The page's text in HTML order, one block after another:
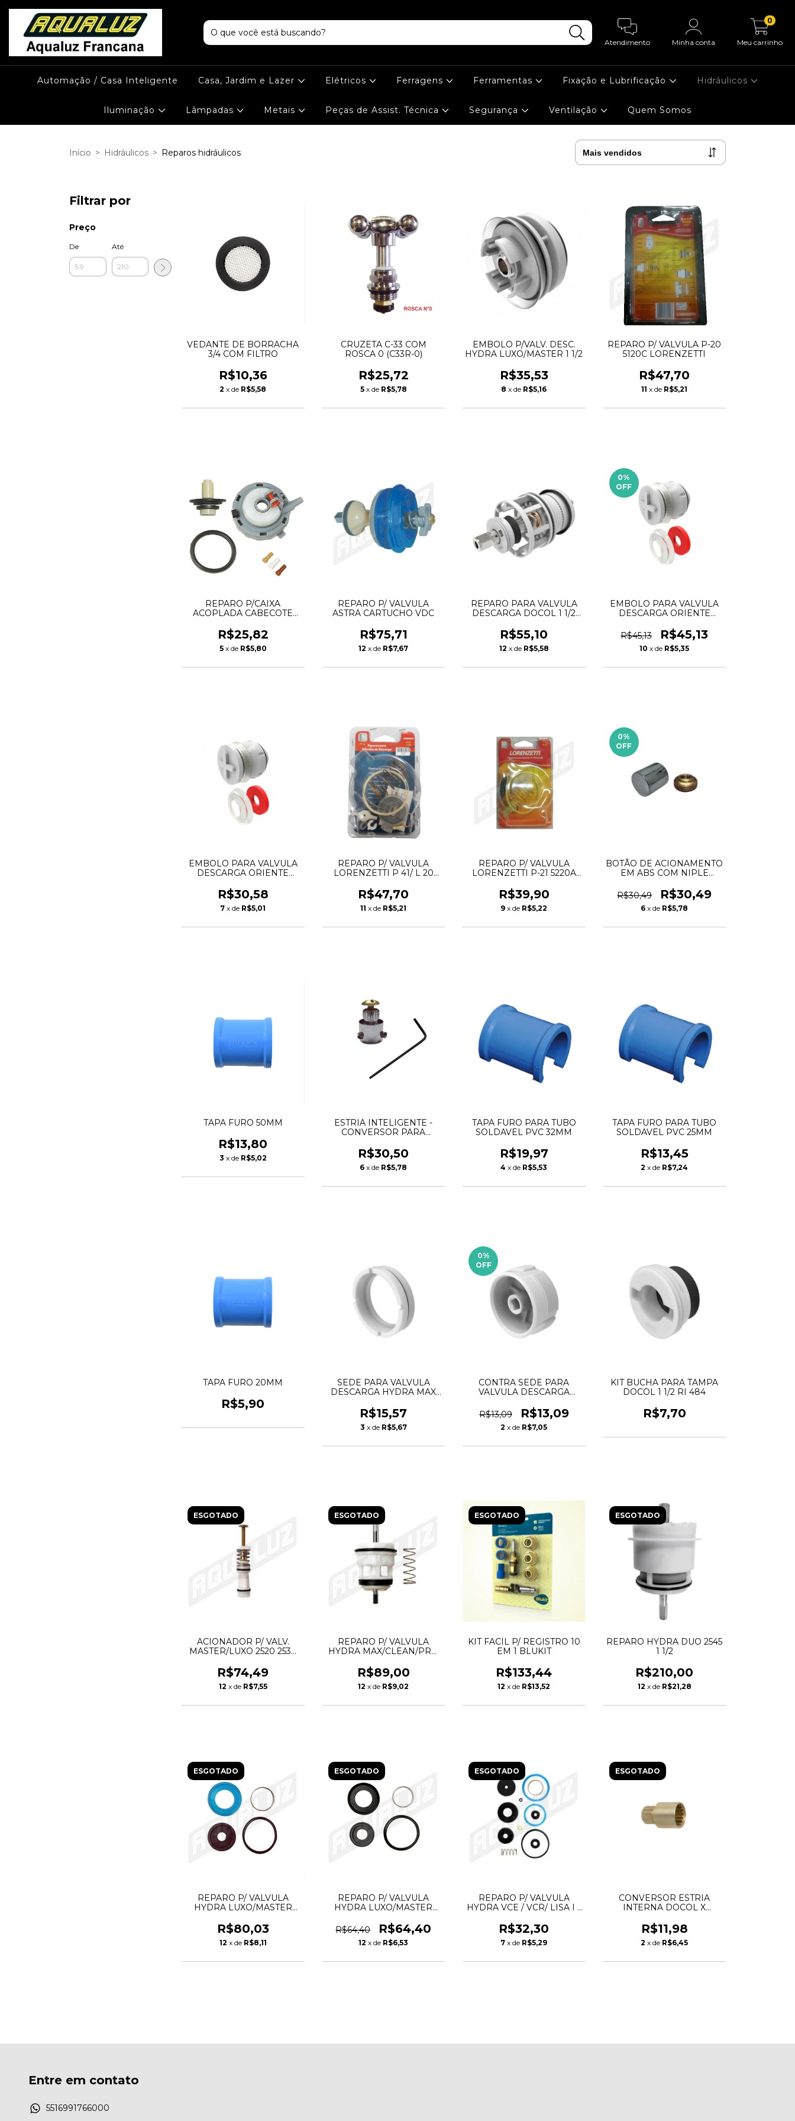
Atendimento Minha conta Meu carrinho
0
Automação / Casa Inteligente Casa, Jardim e Lazer Elétricos Ferragens Ferramentas Fixação e Lubrificação Hidráulicos
Iluminação Lâmpadas Metais Peças de Assist. Técnica Segurança Ventilação Quem Somos
Início > Hidráulicos > Reparos hidráulicos
Filtrar por
Preço
De Até
VEDANTE DE BORRACHA
3/4 COM FILTRO
R$10,36
2 x de R$5,58
CRUZETA C-33 COM
ROSCA 0 (C33R-0)
R$25,72
5 x de R$5,78
EMBOLO P/VALV. DESC.
HYDRA LUXO/MASTER 1 1/2
R$35,53
8 x de R$5,16
REPARO P/ VALVULA P-20
5120C LORENZETTI
R$47,70
11 x de R$5,21
REPARO P/CAIXA
ACOPLADA CABECOTE
R$25,82
5 x de R$5,80
REPARO P/ VALVULA
ASTRA CARTUCHO VDC
R$75,71
12 x de R$7,67
REPARO PARA VALVULA
DESCARGA DOCOL 1 1/2
R$55,10
12 x de R$5,58
0%
OFF
EMBOLO PARA VALVULA
DESCARGA ORIENTE
R$45,13
R$45,13
10 x de R$5,35
EMBOLO PARA VALVULA
DESCARGA ORIENTE
R$30,58
7 x de R$5,01
REPARO P/ VALVULA
LORENZETTI P 41/ L 20
R$47,70
11 x de R$5,21
REPARO P/ VALVULA
LORENZETTI P-21 5220A
R$39,90
9 x de R$5,22
0%
OFF
BOTÃO DE ACIONAMENTO
EM ABS COM NIPLE
R$30,49
R$30,49
6 x de R$5,78
TAPA FURO 50MM
R$13,80
3 x de R$5,02
ESTRIA INTELIGENTE -
CONVERSOR PARA
TORNEIRAS
R$30,50
6 x de R$5,78
TAPA FURO PARA TUBO
SOLDAVEL PVC 32MM
R$19,97
4 x de R$5,53
TAPA FURO PARA TUBO
SOLDAVEL PVC 25MM
R$13,45
2 x de R$7,24
TAPA FURO 20MM
R$5,90
SEDE PARA VALVULA
DESCARGA HYDRA MAX
R$15,57
3 x de R$5,67
0%
OFF
CONTRA SEDE PARA
VALVULA DESCARGA
R$13,09
R$13,09
2 x de R$7,05
KIT BUCHA PARA TAMPA
DOCOL 1 1/2 RI 484
R$7,70
ESGOTADO
ACIONADOR P/ VALV.
MASTER/LUXO 2520 2530
R$74,49
12 x de R$7,55
ESGOTADO
REPARO P/ VALVULA
HYDRA MAX/CLEAN/PRO
R$89,00
12 x de R$9,02
ESGOTADO
KIT FACIL P/ REGISTRO 10
EM 1 BLUKIT
R$133,44
12 x de R$13,52
ESGOTADO
REPARO HYDRA DUO 2545
1 1/2
R$210,00
12 x de R$21,28
ESGOTADO
REPARO P/ VALVULA
HYDRA LUXO/MASTER
R$80,03
12 x de R$8,11
ESGOTADO
REPARO P/ VALVULA
HYDRA LUXO/MASTER
R$64,40
R$64,40
12 x de R$6,53
ESGOTADO
REPARO P/ VALVULA
HYDRA VCE / VCR/ LISA I 1
R$32,30
7 x de R$5,29
ESGOTADO
CONVERSOR ESTRIA
INTERNA DOCOL X
R$11,98
2 x de R$6,45
Entre em contato
5516991766000